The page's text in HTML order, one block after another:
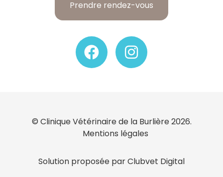
Prendre rendez-vous
© Clinique Vétérinaire de la Burlière 2026.
Mentions légales
Solution proposée par Clubvet Digital